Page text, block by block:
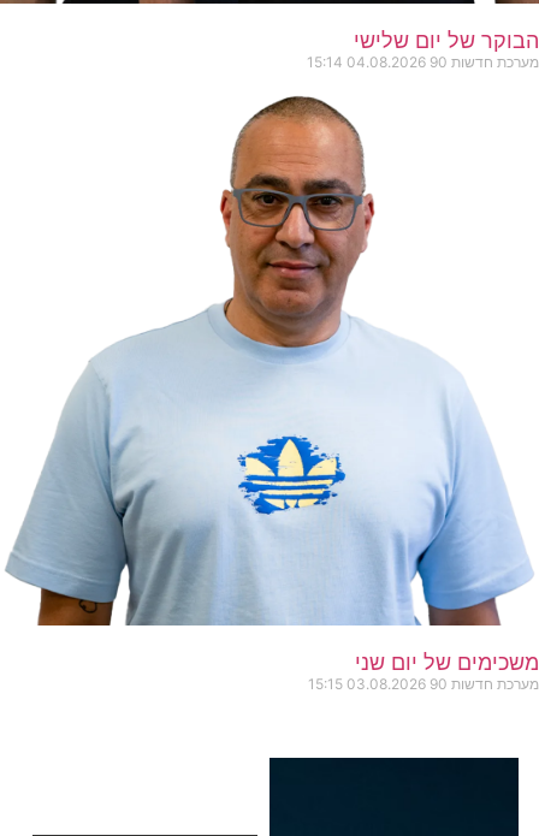
הבוקר של יום שלישי
מערכת חדשות 90 04.08.2026
15:14
משכימים של יום שני
מערכת חדשות 90 03.08.2026
15:15